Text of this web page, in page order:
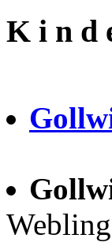
K i n d
Webling